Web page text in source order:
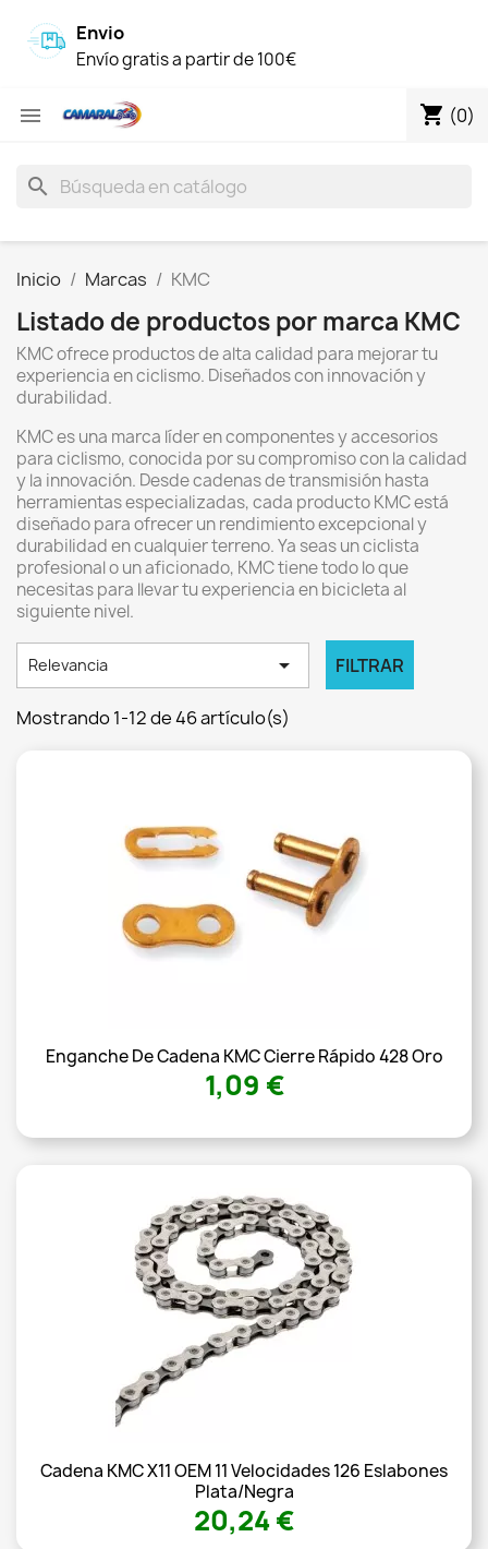
Envio
Envío gratis a partir de 100€
 shopping_cart (0)
search
Inicio Marcas KMC
Listado de productos por marca KMC
KMC ofrece productos de alta calidad para mejorar tu
experiencia en ciclismo. Diseñados con innovación y
durabilidad.
KMC es una marca líder en componentes y accesorios
para ciclismo, conocida por su compromiso con la calidad
y la innovación. Desde cadenas de transmisión hasta
herramientas especializadas, cada producto KMC está
diseñado para ofrecer un rendimiento excepcional y
durabilidad en cualquier terreno. Ya seas un ciclista
profesional o un aficionado, KMC tiene todo lo que
necesitas para llevar tu experiencia en bicicleta al
siguiente nivel.
Relevancia  FILTRAR
Mostrando 1-12 de 46 artículo(s)
Enganche De Cadena KMC Cierre Rápido 428 Oro
1,09 €
Cadena KMC X11 OEM 11 Velocidades 126 Eslabones
Plata/negra
20,24 €